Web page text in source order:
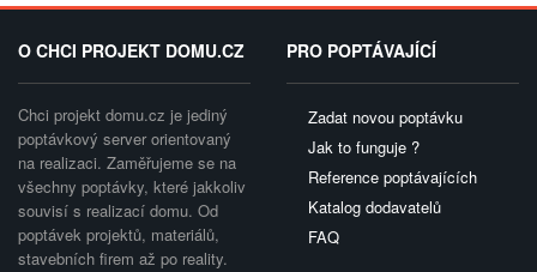
O CHCI PROJEKT DOMU.CZ
Chci projekt domu.cz je jediný
poptávkový server orientovaný
na realizaci. Zaměřujeme se na
všechny poptávky, které jakkoliv
souvisí s realizací domu. Od
poptávek projektů, materiálů,
stavebních firem až po reality.
PRO POPTÁVAJÍCÍ
Zadat novou poptávku
Jak to funguje ?
Reference poptávajících
Katalog dodavatelů
FAQ